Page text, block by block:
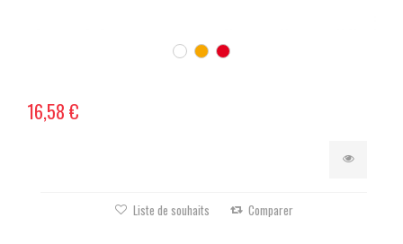
16,58 €
Liste de souhaits Comparer